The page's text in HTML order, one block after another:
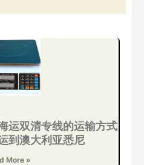
运双清专线的运输方式
到澳大利亚悉尼
More »